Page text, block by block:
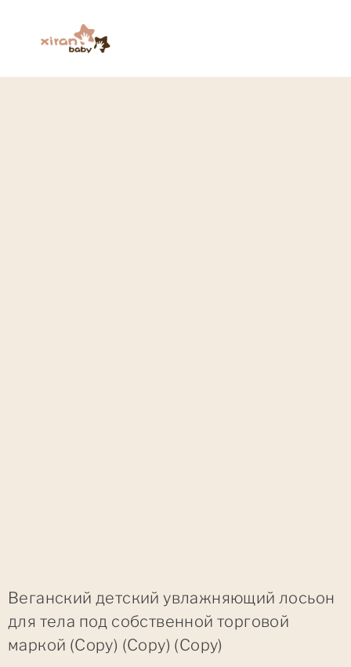
Веганский детский увлажняющий лосьон
для тела под собственной торговой
маркой (Copy) (Copy) (Copy)